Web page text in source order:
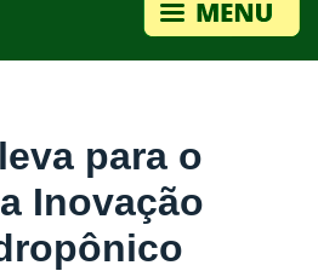
para o
Inovação